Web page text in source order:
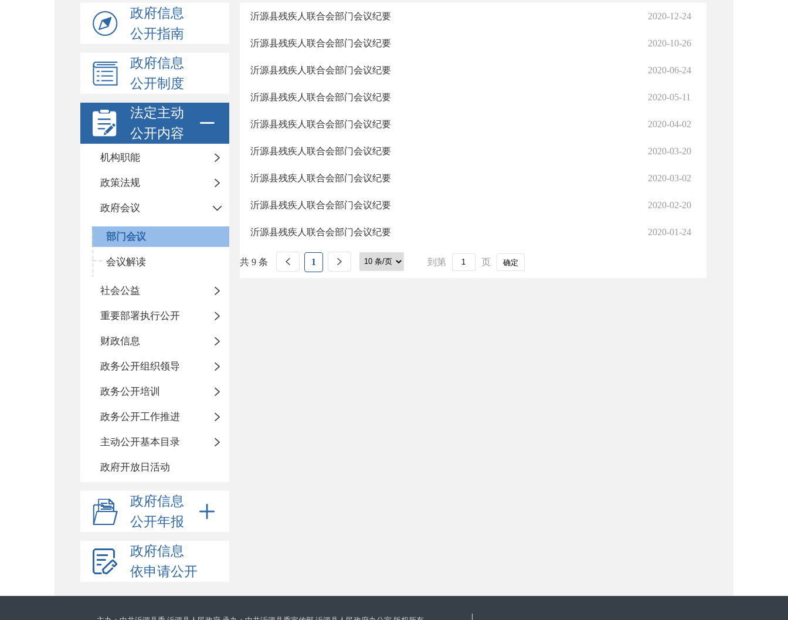
政府信息
公开指南
政府信息
公开制度
法定主动
公开内容
机构职能
政策法规
政府会议
部门会议
会议解读
社会公益
重要部署执行公开
财政信息
政务公开组织领导
政务公开培训
政务公开工作推进
主动公开基本目录
政府开放日活动
政府信息
公开年报
政府信息
依申请公开
沂源县残疾人联合会部门会议纪要 2020-12-24
沂源县残疾人联合会部门会议纪要 2020-10-26
沂源县残疾人联合会部门会议纪要 2020-06-24
沂源县残疾人联合会部门会议纪要 2020-05-11
沂源县残疾人联合会部门会议纪要 2020-04-02
沂源县残疾人联合会部门会议纪要 2020-03-20
沂源县残疾人联合会部门会议纪要 2020-03-02
沂源县残疾人联合会部门会议纪要 2020-02-20
沂源县残疾人联合会部门会议纪要 2020-01-24
共 9 条 1 到第 页 确定